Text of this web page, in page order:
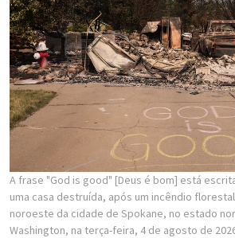
A frase "God is good" [Deus é bom] está
uma casa destruída, após um incêndio
noroeste da cidade de Spokane, no estado
Washington, na terça-feira, 4 de agosto de